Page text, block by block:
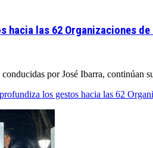
hacia las 62 Organizaciones
por José Ibarra, continúan
los gestos hacia las 62